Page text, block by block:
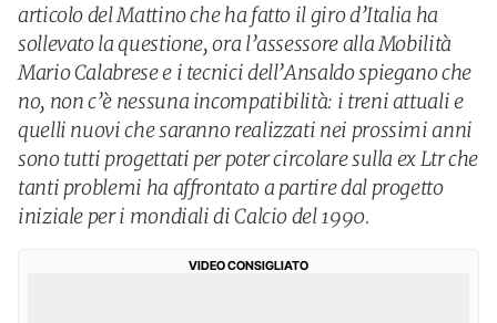
articolo del Mattino che ha fatto il giro d’Italia ha
sollevato la questione, ora l’assessore alla Mobilità
Mario Calabrese e i tecnici dell’Ansaldo spiegano che
no, non c’è nessuna incompatibilità: i treni attuali e
quelli nuovi che saranno realizzati nei prossimi anni
sono tutti progettati per poter circolare sulla ex Ltr che
tanti problemi ha affrontato a partire dal progetto
iniziale per i mondiali di Calcio del 1990.
VIDEO CONSIGLIATO